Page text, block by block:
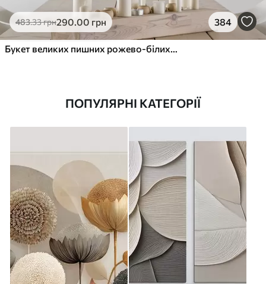
483.33грн290.00 грн 384
Букет великих пишних рожево-білих квітів півонії із зеленим листям на м’якому розмитому фоні
ПОПУЛЯРНІ КАТЕГОРІЇ